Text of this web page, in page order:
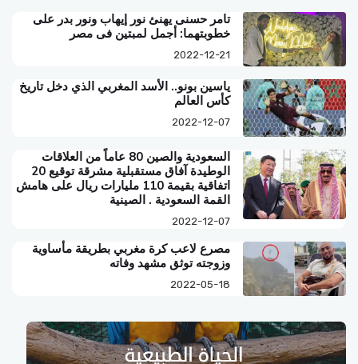
تامر حسنى يهنئ نور إيهاب ونور بدر على
خطوبتهما: أجمل لمبتين فى مصر
2022-12-21
ياسين بونو.. الأسد المغربي الذي دخل تاريخ
كأس العالم
2022-12-07
السعودية والصين 80 عاماً من العلاقات
الوطيدة آفاق مستقبلية مشرقة توقيع 20
اتفاقية بقيمة 110 مليارات ريال على هامش
القمة السعودية . الصينية
2022-12-07
مصرع لاعب كرة مغربي بطريقة مأساوية
وزوجته توثق مشهد وفاته
2022-05-18